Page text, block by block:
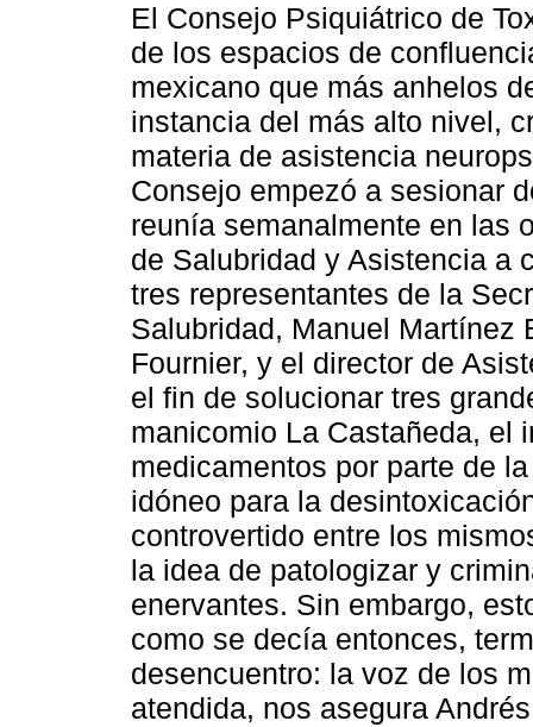
El Consejo Psiquiátrico de
de los espacios de
mexicano que más anhelos
instancia del más alto nivel,
materia de asistencia
Consejo empezó a sesionar
reunía semanalmente en las
de Salubridad y Asistencia a
tres representantes de la
Salubridad, Manuel Martínez
Fournier, y el director de
el fin de solucionar tres
manicomio La Castañeda, el
medicamentos por parte de
idóneo para la
controvertido entre los
la idea de patologizar y
enervantes. Sin embargo,
como se decía entonces,
desencuentro: la voz de los
atendida, nos asegura